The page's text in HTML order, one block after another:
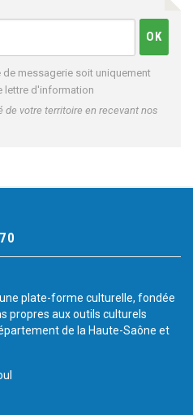
messagerie soit uniquement
lettre d'information
de votre territoire en recevant nos
plate-forme culturelle, fondée
propres aux outils culturels
de la Haute-Saône et